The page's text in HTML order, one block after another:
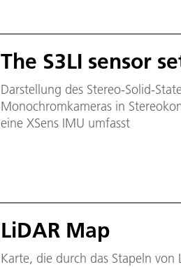
The S3LI sensor
Darstellung des Stereo-Solid-
Monochromkameras in
eine XSens IMU umfasst
LiDAR Map
Karte, die durch das Stapeln von